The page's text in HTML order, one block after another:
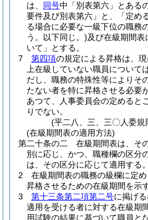
は、 同号中「別表第六」とある
要件及び別表第六」と、「定め
る場合に必要な一級下位の職務
う。以下同じ。)及び在級期間表
いて」とする。
7
第四項の規定による昇格は、
上在級していない職員について
だし、職務の特殊性等によりそ
たない者を特に昇格させる必要
あつて、人事委員会の定めると
りでない。
(平二八、三、三〇人委規
(在級期間表の適用方法)
第二十条の二
在級期間表は、そ
別に応じ、かつ、職種欄の区分
は、その区分に応じて適用する。
2
在級期間表の職務の級欄に定
昇格させるための在級期間を示す
3
第十三条第二項第二号に掲げ
適用を受ける者に対する在級期
用試験の結果に基づいて職員と